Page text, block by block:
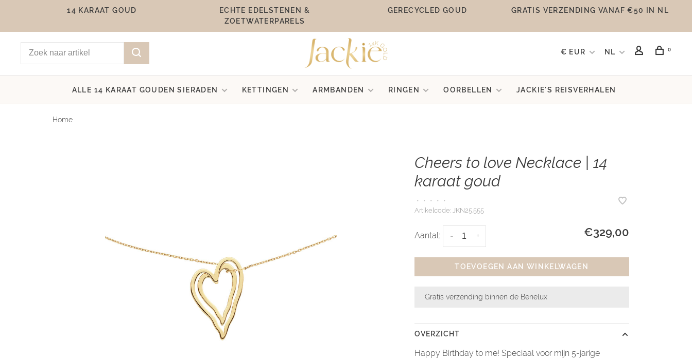
14 KARAAT GOUD
ECHTE EDELSTENEN &
ZOETWATERPARELS
GERECYCLED GOUD GRATIS VERZENDING VANAF €50 IN NL
€ EUR NL 0
ALLE 14 KARAAT GOUDEN SIERADEN KETTINGEN ARMBANDEN RINGEN OORBELLEN JACKIE'S REISVERHALEN
Home
Cheers to love Necklace | 14
karaat goud
• • • •
•
Artikelcode:JKN25.555
Aantal: +
- €329,00
TOEVOEGEN AAN WINKELWAGEN
Gratis verzending binnen de Benelux
OVERZICHT
Happy Birthday to me! Speciaal voor mijn 5-jarige